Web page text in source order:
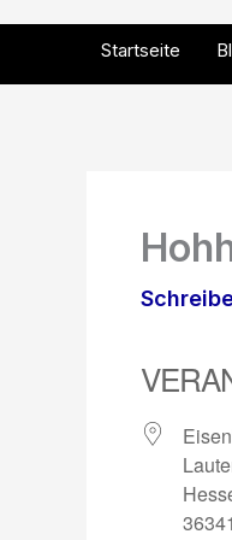
springen
Startseite
36341